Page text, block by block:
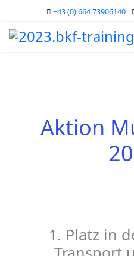
+43 (0) 664 73906140
Aktion
1. Platz in